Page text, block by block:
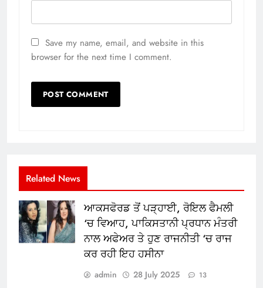
Save my name, email, and website in this
browser for the next time I comment.
Related News
ਆਕਸਫੋਰਡ ਤੋਂ ਪੜ੍ਹਾਈ, ਰੋਇਲ ਫੈਮਲੀ
‘ਚ ਵਿਆਹ, ਪਾਕਿਸਤਾਨੀ ਪ੍ਰਧਾਨ ਮੰਤਰੀ
ਨਾਲ ਅਫੇਅਰ ਤੇ ਹੁਣ ਰਾਜਨੀਤੀ ‘ਚ ਰਾਜ
ਕਰ ਰਹੀ ਇਹ ਹਸੀਨਾ
admin 28 July 2025 13